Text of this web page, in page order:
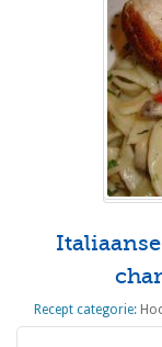
Recept categorie: